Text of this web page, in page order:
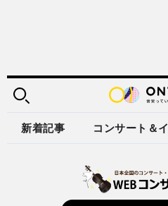
新着記事 コンサート＆